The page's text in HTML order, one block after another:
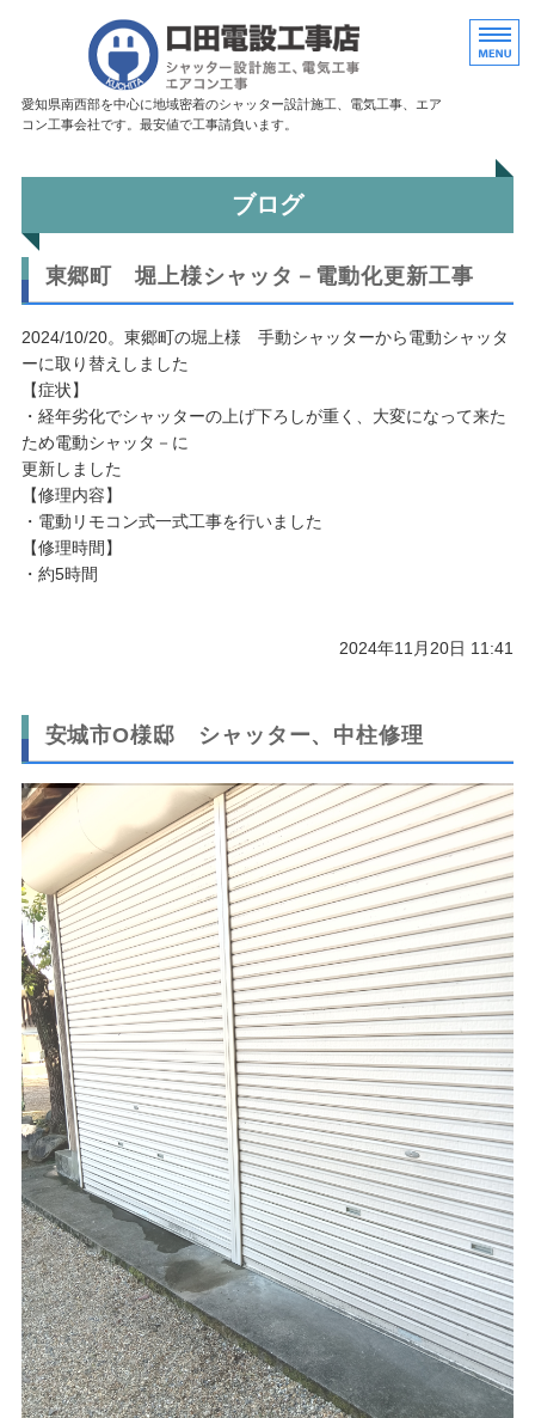
愛知県豊田市
愛知県南西部を中心に地域密着のシャッター設計施工、電気工事、エア
コン工事会社です。最安値で工事請負います。
ホーム
電気工事・エアコン工事
店舗概要
お問い合わせ
ブログ
東郷町 堀上様シャッタ－電動化更新工事
2024/10/20。東郷町の堀上様 手動シャッターから電動シャッタ
ーに取り替えしました
【症状】
・経年劣化でシャッターの上げ下ろしが重く、大変になって来た
ため電動シャッタ－に
更新しました
【修理内容】
・電動リモコン式一式工事を行いました
【修理時間】
・約5時間
2024年11月20日 11:41
安城市O様邸 シャッター、中柱修理